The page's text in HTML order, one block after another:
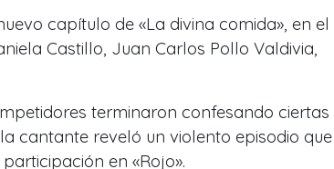
capítulo de «La divina comida», en el
Castillo, Juan Carlos Pollo Valdivia,
terminaron confesando ciertas
cantante reveló un violento episodio que
en «Rojo».